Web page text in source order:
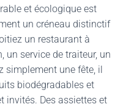
et écologique est
un créneau distinctif
un restaurant à
un service de traiteur, un
simplement une fête, il
biodégradables et
invités. Des assiettes et